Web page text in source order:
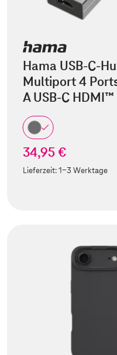
Hama USB-C-
Multiport 4
A USB-C HDMI™
34,95 €
Lieferzeit:1-3 Werktage